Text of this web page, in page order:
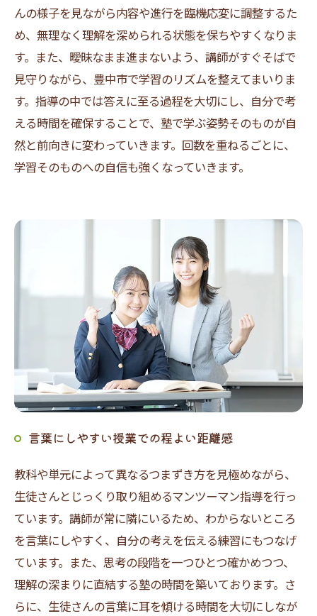
んの様子を見ながら内容や進行を臨機応変に調整するた
め、無理なく理解を深められる状態を保ちやすくなりま
す。また、曖昧なまま進まないよう、講師がすぐそばで
見守りながら、豊中市で学習のリズムを整えてまいりま
す。指導の中では答えに至る過程を大切にし、自分で考
える時間を確保することで、塾で学ぶ姿勢そのものが自
然と前向きに変わっていきます。回数を重ねるごとに、
学習そのものへの自信も強くなっていきます。
言葉にしやすい授業での程よい距離感
教科や単元によって異なるつまずき方を見極めながら、
生徒さんとじっくり取り組めるマンツーマン指導を行っ
ています。講師が常に隣にいるため、わからないところ
を言葉にしやすく、自分の考えを伝える練習にもつなげ
ています。また、思考の段階を一つひとつ確かめつつ、
理解の深まりに直結する塾の時間を築いております。さ
らに、生徒さんの言葉に耳を傾ける時間を大切にしなが